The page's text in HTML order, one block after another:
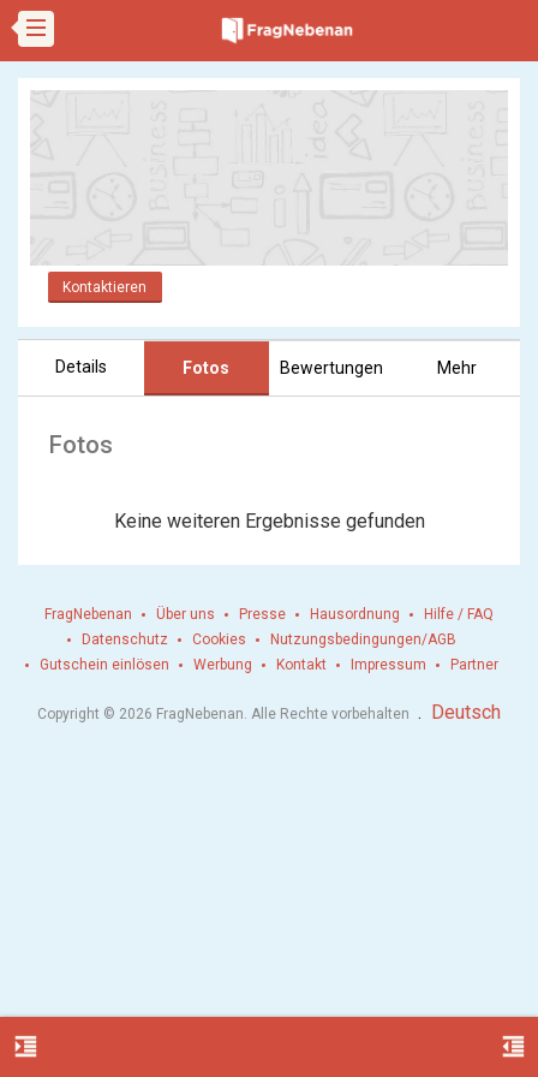
Kontaktieren
Details Fotos Bewertungen Mehr
Fotos
Keine weiteren Ergebnisse gefunden
format_indent_increase format_indent_decrease
FragNebenan Über uns Presse Hausordnung
Hilfe / FAQ
Datenschutz
Cookies
Nutzungsbedingungen/AGB
Gutschein einlösen
Werbung Kontakt Impressum Partner
Copyright © 2026 FragNebenan. Alle Rechte vorbehalten . Deutsch